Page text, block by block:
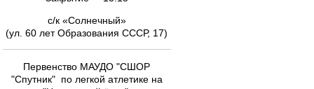
с/к «Солнечный»
(ул. 60 лет Образования СССР, 17)
Первенство МАУДО "СШОР
"Спутник" по легкой атлетике на